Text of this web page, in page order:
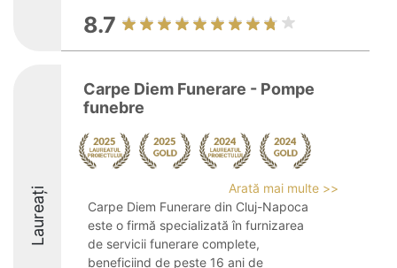
8.7
Laureați
Carpe Diem Funerare - Pompe
funebre
Arată mai multe >>
Carpe Diem Funerare din Cluj-Napoca
este o firmă specializată în furnizarea
de servicii funerare complete,
beneficiind de peste 16 ani de